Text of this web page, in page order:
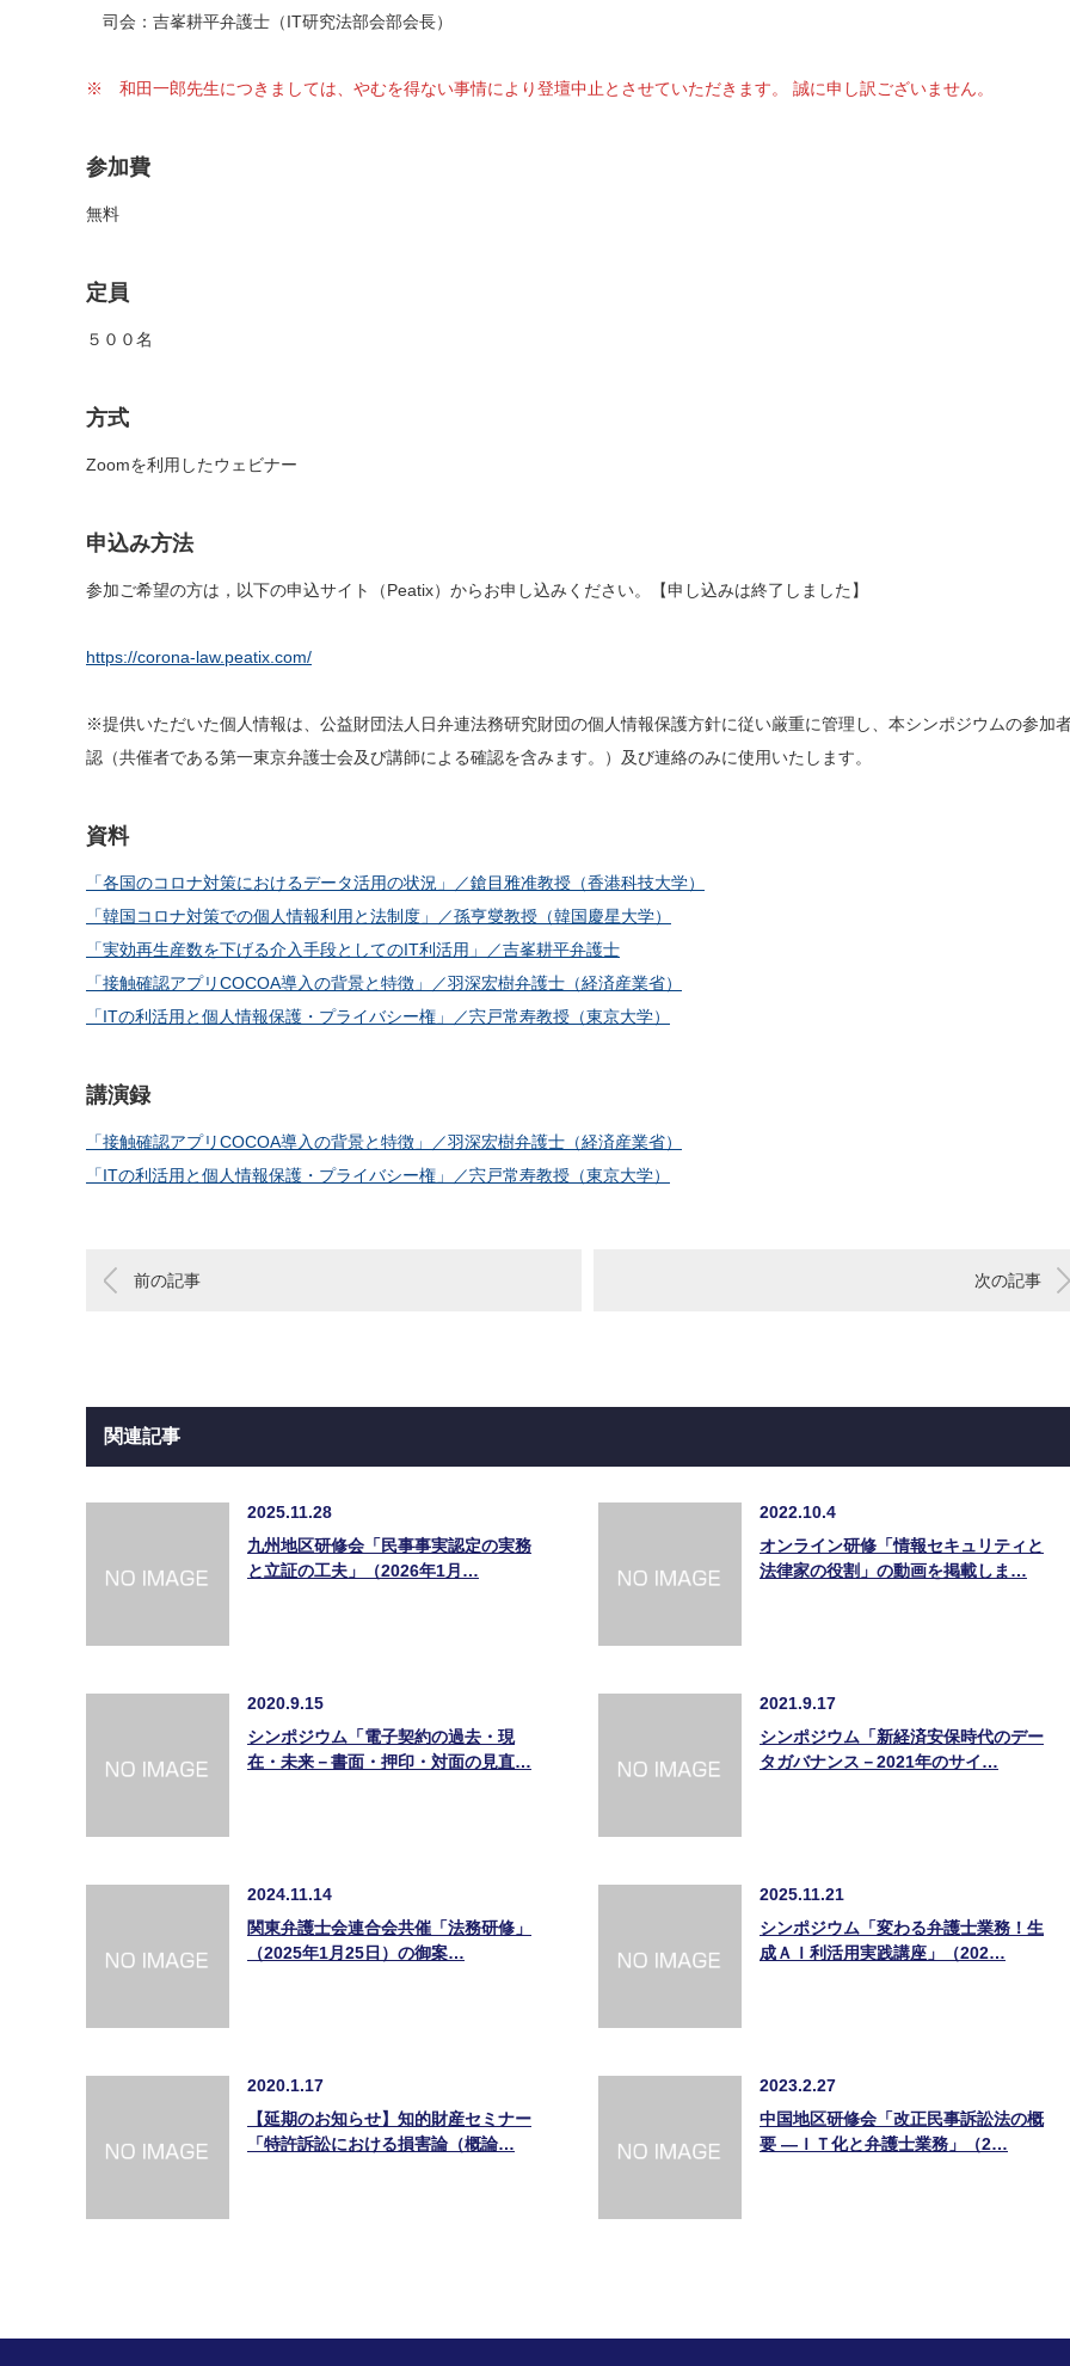
司会：吉峯耕平弁護士（IT研究法部会部会長）
※ 和田一郎先生につきましては、やむを得ない事情により登壇中止とさせていただきます。 誠に申し訳ございません。
参加費
無料
定員
５００名
方式
Zoomを利用したウェビナー
申込み方法
参加ご希望の方は，以下の申込サイト（Peatix）からお申し込みください。【申し込みは終了しました】
https://corona-law.peatix.com/
※提供いただいた個人情報は、公益財団法人日弁連法務研究財団の個人情報保護方針に従い厳重に管理し、本シンポジウムの参加
認（共催者である第一東京弁護士会及び講師による確認を含みます。）及び連絡のみに使用いたします。
資料
「各国のコロナ対策におけるデータ活用の状況」／鎗目雅准教授（香港科技大学）
「韓国コロナ対策での個人情報利用と法制度」／孫亨燮教授（韓国慶星大学）
「実効再生産数を下げる介入手段としてのIT利活用」／吉峯耕平弁護士
「接触確認アプリCOCOA導入の背景と特徴」／羽深宏樹弁護士（経済産業省）
「ITの利活用と個人情報保護・プライバシー権」／宍戸常寿教授（東京大学）
講演録
「接触確認アプリCOCOA導入の背景と特徴」／羽深宏樹弁護士（経済産業省）
「ITの利活用と個人情報保護・プライバシー権」／宍戸常寿教授（東京大学）
前の記事 次の記事
関連記事
2025.11.28
九州地区研修会「民事事実認定の実務
と立証の工夫」（2026年1月…
2022.10.4
オンライン研修「情報セキュリティと
法律家の役割」の動画を掲載しま…
2020.9.15
シンポジウム「電子契約の過去・現
在・未来－書面・押印・対面の見直…
2021.9.17
シンポジウム「新経済安保時代のデー
タガバナンス－2021年のサイ…
2024.11.14
関東弁護士会連合会共催「法務研修」
（2025年1月25日）の御案…
2025.11.21
シンポジウム「変わる弁護士業務！生
成ＡＩ利活用実践講座」（202…
2020.1.17
【延期のお知らせ】知的財産セミナー
「特許訴訟における損害論（概論…
2023.2.27
中国地区研修会「改正民事訴訟法の概
要 ―ＩＴ化と弁護士業務」（2…